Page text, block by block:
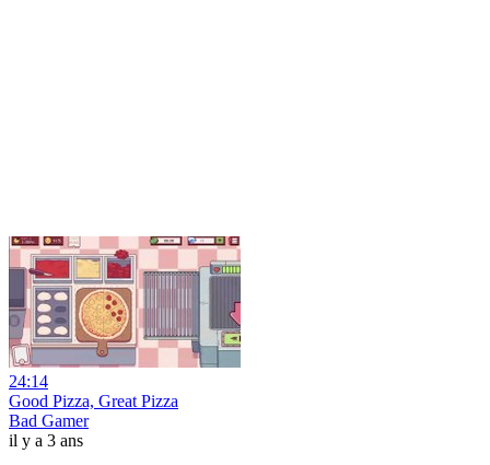
24:14
Good Pizza, Great Pizza
Bad Gamer
il y a 3 ans